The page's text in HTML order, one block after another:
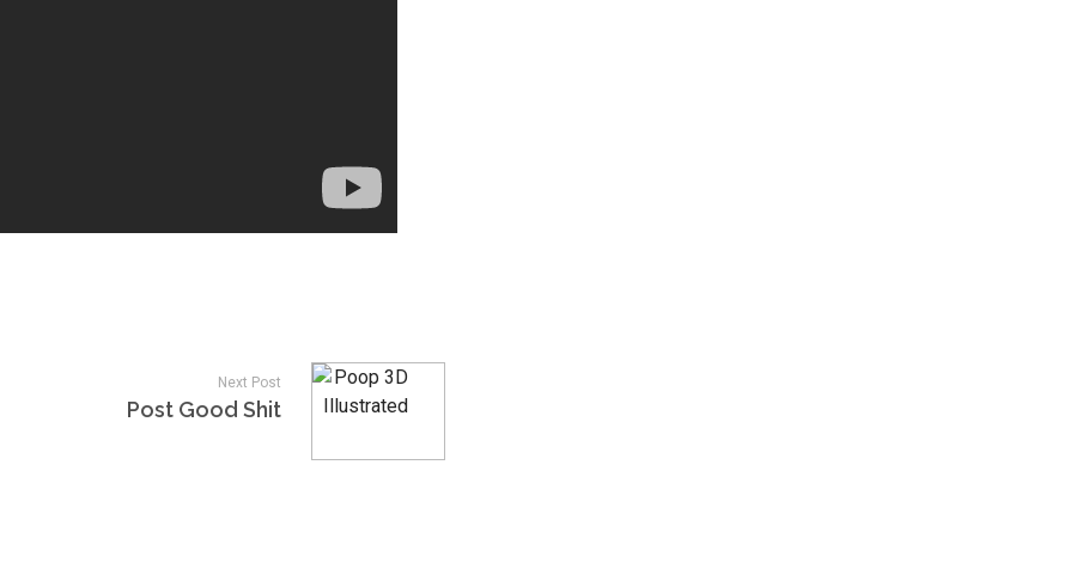
Next Post
Post Good Shit